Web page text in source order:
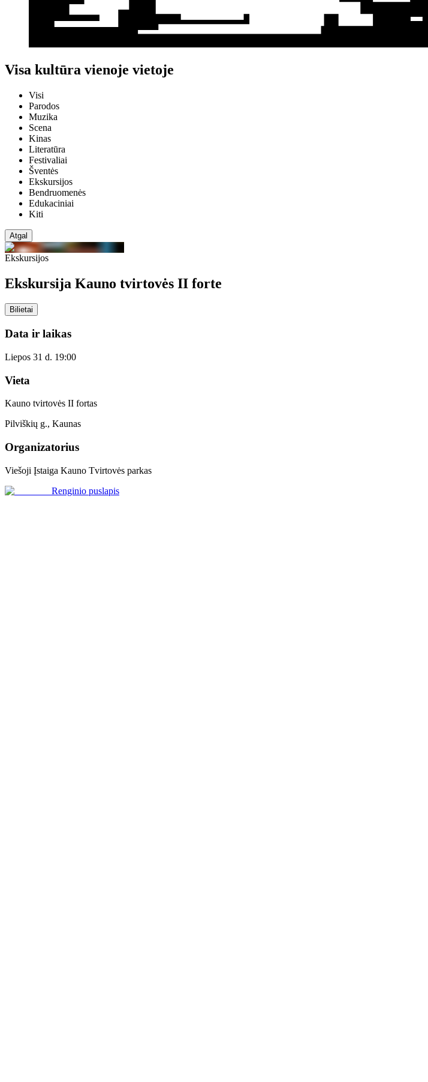
Visa kultūra vienoje vietoje
Visi
Parodos
Muzika
Scena
Kinas
Literatūra
Festivaliai
Šventės
Ekskursijos
Bendruomenės
Edukaciniai
Kiti
Atgal
Ekskursijos
Ekskursija Kauno tvirtovės II forte
Bilietai
Data ir laikas
Liepos 31 d. 19:00
Vieta
Kauno tvirtovės II fortas
Pilviškių g., Kaunas
Organizatorius
Viešoji Įstaiga Kauno Tvirtovės parkas
Renginio puslapis